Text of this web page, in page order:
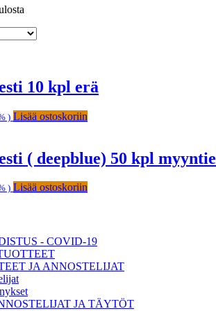
10 kpl erä
) Lisää ostoskoriin
( deepblue) 50 kpl
) Lisää ostoskoriin
- COVID-19
JA ANNOSTELIJAT
JA TÄYTÖT